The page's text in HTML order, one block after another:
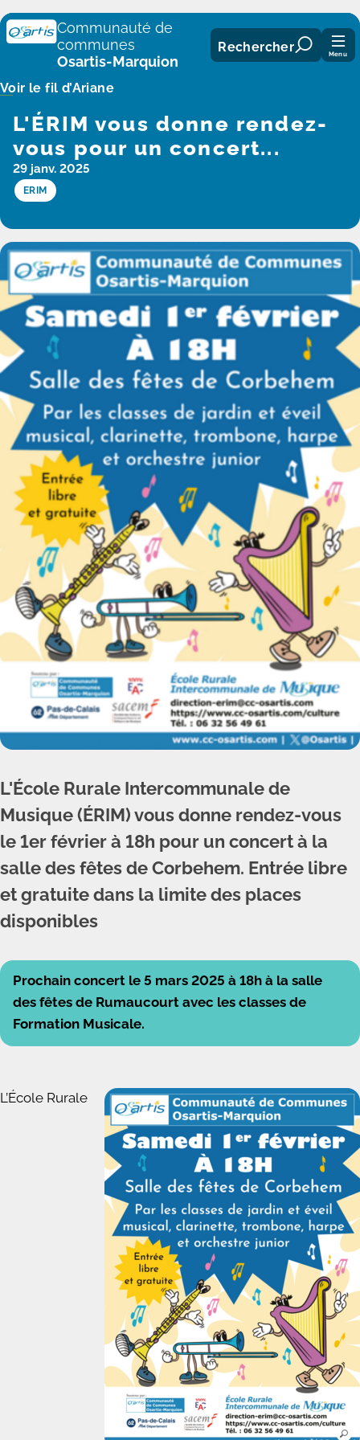
Panneau de gestion des cookies
Communauté de
communes
Osartis-Marquion
Rechercher Menu
Voir le fil d’Ariane
L'ÉRIM vous donne rendez-
vous pour un concert...
29 janv. 2025
ERIM
L'École Rurale Intercommunale de
Musique (ÉRIM) vous donne rendez-vous
le 1er février à 18h pour un concert à la
salle des fêtes de Corbehem. Entrée libre
et gratuite dans la limite des places
disponibles
Prochain concert le 5 mars 2025 à 18h à la salle
des fêtes de Rumaucourt avec les classes de
Formation Musicale.
L’École Rurale